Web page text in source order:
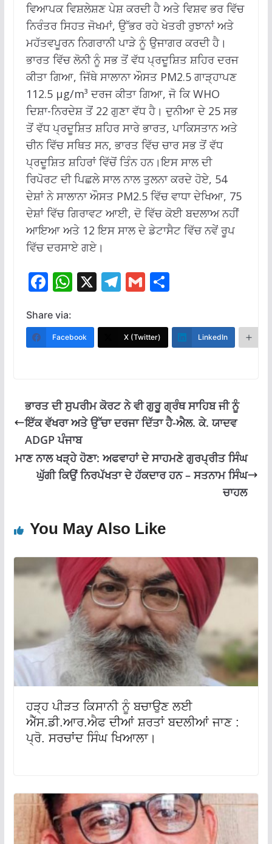
ਵਿਆਪਕ ਵਿਸ਼ਲੇਸ਼ਣ ਪੇਸ਼ ਕਰਦੀ ਹੈ ਅਤੇ ਵਿਸ਼ਵ ਭਰ ਵਿੱਚ
ਨਿਰੰਤਰ ਸਿਹਤ ਜੋਖਮਾਂ, ਉੱਭਰ ਰਹੇ ਖੇਤਰੀ ਰੁਝਾਨਾਂ ਅਤੇ
ਮਹੱਤਵਪੂਰਨ ਨਿਗਰਾਨੀ ਪਾੜੇ ਨੂੰ ਉਜਾਗਰ ਕਰਦੀ ਹੈ।
ਭਾਰਤ ਵਿੱਚ ਲੋਨੀ ਨੂੰ ਸਭ ਤੋਂ ਵੱਧ ਪ੍ਰਦੂਸ਼ਿਤ ਸ਼ਹਿਰ ਦਰਜ
ਕੀਤਾ ਗਿਆ, ਜਿੱਥੇ ਸਾਲਾਨਾ ਔਸਤ PM2.5 ਗਾੜ੍ਹਾਪਣ
112.5 µg/m³ ਦਰਜ ਕੀਤਾ ਗਿਆ, ਜੋ ਕਿ WHO
ਦਿਸ਼ਾ-ਨਿਰਦੇਸ਼ ਤੋਂ 22 ਗੁਣਾ ਵੱਧ ਹੈ। ਦੁਨੀਆ ਦੇ 25 ਸਭ
ਤੋਂ ਵੱਧ ਪ੍ਰਦੂਸ਼ਿਤ ਸ਼ਹਿਰ ਸਾਰੇ ਭਾਰਤ, ਪਾਕਿਸਤਾਨ ਅਤੇ
ਚੀਨ ਵਿੱਚ ਸਥਿਤ ਸਨ, ਭਾਰਤ ਵਿੱਚ ਚਾਰ ਸਭ ਤੋਂ ਵੱਧ
ਪ੍ਰਦੂਸ਼ਿਤ ਸ਼ਹਿਰਾਂ ਵਿੱਚੋਂ ਤਿੰਨ ਹਨ।ਇਸ ਸਾਲ ਦੀ
ਰਿਪੋਰਟ ਦੀ ਪਿਛਲੇ ਸਾਲ ਨਾਲ ਤੁਲਨਾ ਕਰਦੇ ਹੋਏ, 54
ਦੇਸ਼ਾਂ ਨੇ ਸਾਲਾਨਾ ਔਸਤ PM2.5 ਵਿੱਚ ਵਾਧਾ ਦੇਖਿਆ, 75
ਦੇਸ਼ਾਂ ਵਿੱਚ ਗਿਰਾਵਟ ਆਈ, ਦੋ ਵਿੱਚ ਕੋਈ ਬਦਲਾਅ ਨਹੀਂ
ਆਇਆ ਅਤੇ 12 ਇਸ ਸਾਲ ਦੇ ਡੇਟਾਸੈਟ ਵਿੱਚ ਨਵੇਂ ਰੂਪ
ਵਿੱਚ ਦਰਸਾਏ ਗਏ।
F
e
b
k
W
at
s
p
X T
e
gr
G
ai
l
S
ar
e
Share via:
Facebook X (Twitter) LinkedIn
ਭਾਰਤ ਦੀ ਸੁਪਰੀਮ ਕੋਰਟ ਨੇ ਵੀ ਗੁਰੂ ਗ੍ਰੰਥ ਸਾਹਿਬ ਜੀ ਨੂੰ
ਇੱਕ ਵੱਖਰਾ ਅਤੇ ਉੱਚਾ ਦਰਜਾ ਦਿੱਤਾ ਹੈ-ਐਲ. ਕੇ. ਯਾਦਵ
ADGP ਪੰਜਾਬ
ਮਾਣ ਨਾਲ ਖੜ੍ਹੇ ਹੋਣਾ: ਅਫਵਾਹਾਂ ਦੇ ਸਾਹਮਣੇ ਗੁਰਪ੍ਰੀਤ ਸਿੰਘ
ਘੁੱਗੀ ਕਿਉਂ ਨਿਰਪੱਖਤਾ ਦੇ ਹੱਕਦਾਰ ਹਨ – ਸਤਨਾਮ ਸਿੰਘ
ਚਾਹਲ
You May Also Like
ਹੜ੍ਹ ਪੀੜਤ ਕਿਸਾਨੀ ਨੂੰ ਬਚਾਉਣ ਲਈ
ਐੱਸ.ਡੀ.ਆਰ.ਐਫ ਦੀਆਂ ਸ਼ਰਤਾਂ ਬਦਲੀਆਂ ਜਾਣ :
ਪ੍ਰੋ. ਸਰਚਾਂਦ ਸਿੰਘ ਖਿਆਲਾ।